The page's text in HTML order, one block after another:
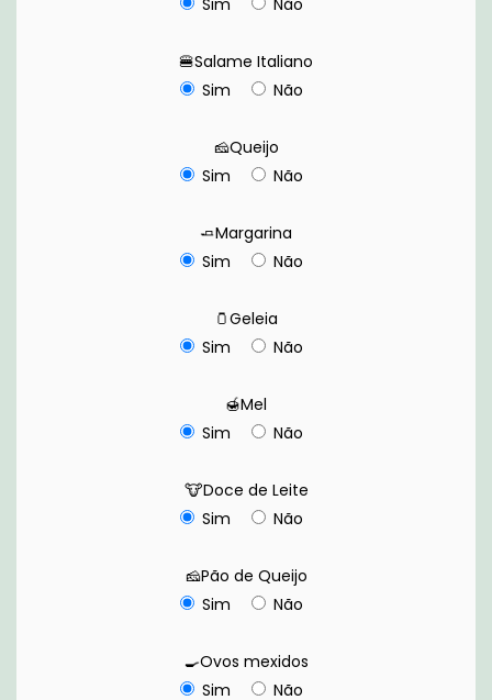
Sim
Não
🍔Salame Italiano
Sim
Não
🧀Queijo
Sim
Não
🧈Margarina
Sim
Não
🫙Geleia
Sim
Não
🍯Mel
Sim
Não
🐮Doce de Leite
Sim
Não
🧀Pão de Queijo
Sim
Não
🍳Ovos mexidos
Sim
Não